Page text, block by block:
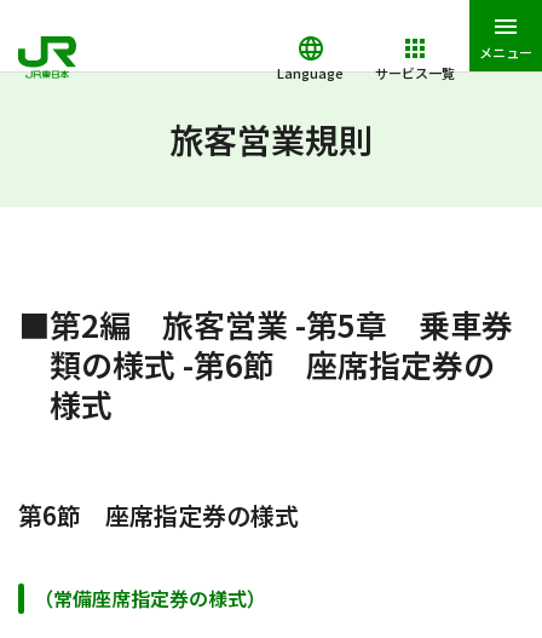
Language サービス一覧
メニュー
旅客営業規則
■第2編 旅客営業 -第5章 乗車券
類の様式 -第6節 座席指定券の
様式
第6節 座席指定券の様式
（常備座席指定券の様式）